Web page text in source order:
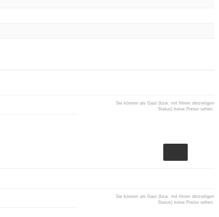
Sie können als Gast (bzw. mit Ihrem derzeitigen
Status) keine Preise sehen.
Sie können als Gast (bzw. mit Ihrem derzeitigen
Status) keine Preise sehen.